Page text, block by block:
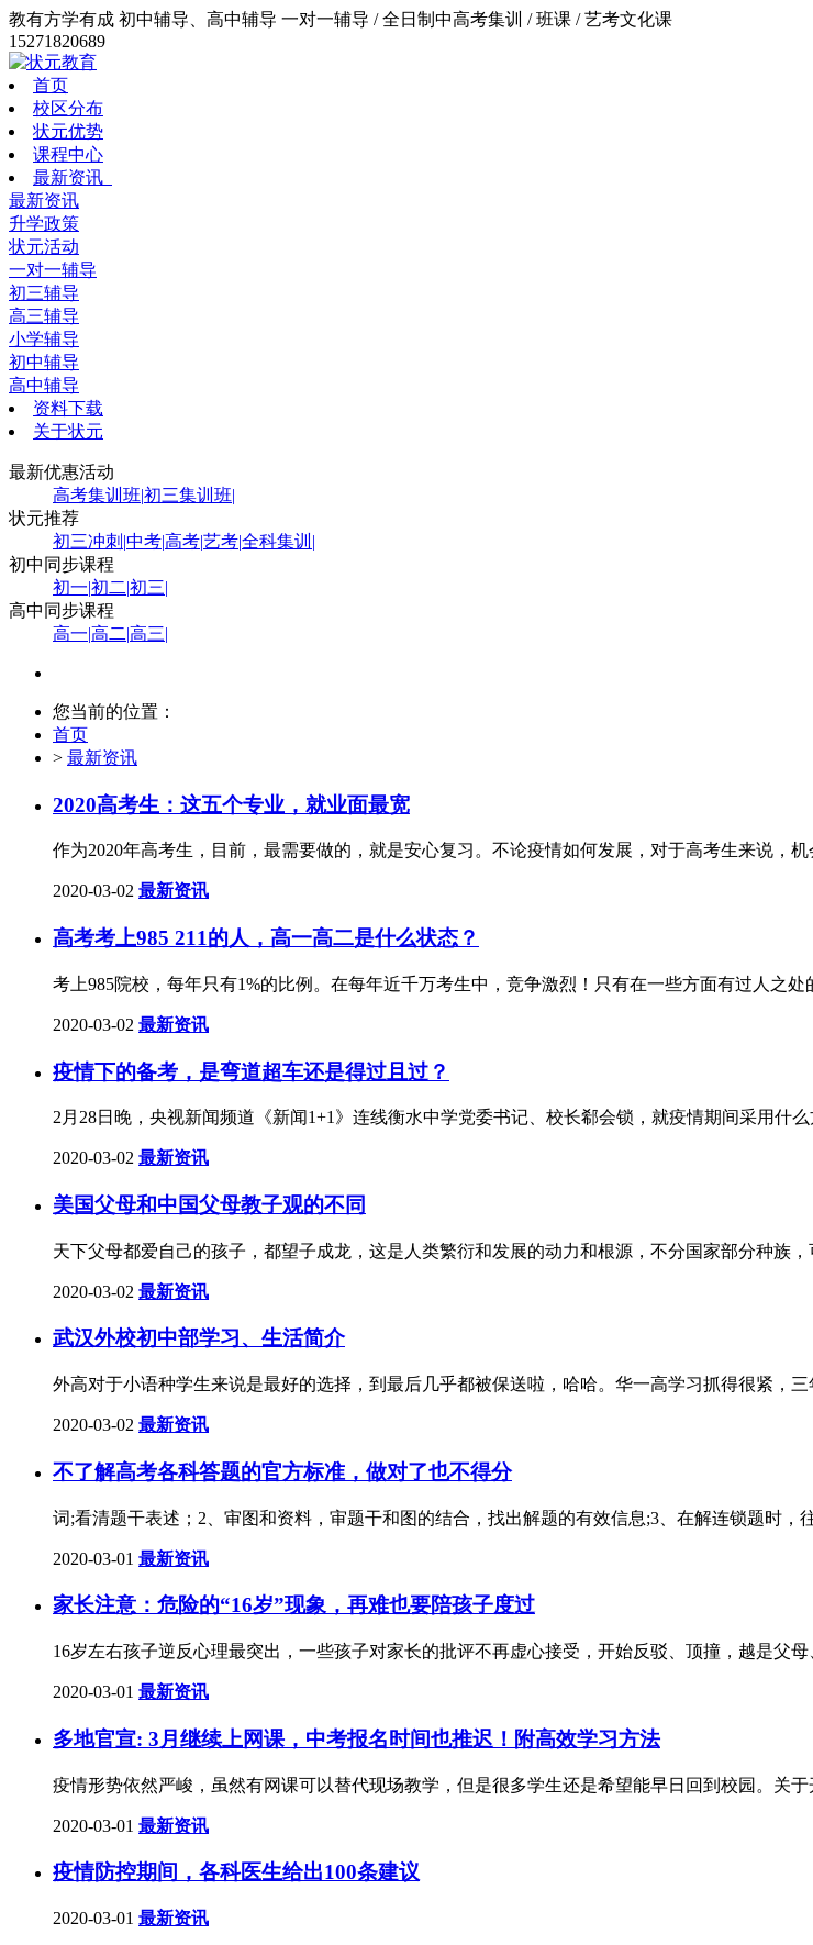
教有方学有成 初中辅导、高中辅导 一对一辅导 / 全日制中高考集训 / 班课 / 艺考文化课
15271820689
首页
校区分布
状元优势
课程中心
最新资讯
最新资讯
升学政策
状元活动
一对一辅导
初三辅导
高三辅导
小学辅导
初中辅导
高中辅导
资料下载
关于状元
最新优惠活动
高考集训班|初三集训班|
状元推荐
初三冲刺 |中考|高考|艺考|全科集训 |
初中同步课程
初一|初二|初三|
高中同步课程
高一|高二|高三|
您当前的位置：
首页
> 最新资讯
2020高考生：这五个专业，就业面最宽
作为2020年高考生，目前，最需要做的，就是安心复习。不论疫情如何发展，对于高考生来说，
2020-03-02 最新资讯
高考考上985 211的人，高一高二是什么状态？
考上985院校，每年只有1%的比例。在每年近千万考生中，竞争激烈！只有在一些方面有过人之处
2020-03-02 最新资讯
疫情下的备考，是弯道超车还是得过且过？
2月28日晚，央视新闻频道《新闻1+1》连线衡水中学党委书记、校长郗会锁，就疫情期间采用什
2020-03-02 最新资讯
美国父母和中国父母教子观的不同
天下父母都爱自己的孩子，都望子成龙，这是人类繁衍和发展的动力和根源，不分国家部分种族
2020-03-02 最新资讯
武汉外校初中部学习、生活简介
外高对于小语种学生来说是最好的选择，到最后几乎都被保送啦，哈哈。华一高学习抓得很紧，三
2020-03-02 最新资讯
不了解高考各科答题的官方标准，做对了也不得分
词;看清题干表述；2、审图和资料，审题干和图的结合，找出解题的有效信息;3、在解连锁题时，
2020-03-01 最新资讯
家长注意：危险的“16岁”现象，再难也要陪孩子度过
16岁左右孩子逆反心理最突出，一些孩子对家长的批评不再虚心接受，开始反驳、顶撞，越是父
2020-03-01 最新资讯
多地官宣: 3月继续上网课，中考报名时间也推迟！附高效学习方法
疫情形势依然严峻，虽然有网课可以替代现场教学，但是很多学生还是希望能早日回到校园。关
2020-03-01 最新资讯
疫情防控期间，各科医生给出100条建议
2020-03-01 最新资讯